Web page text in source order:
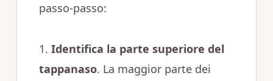
passo-passo:
1. Identifica la parte superiore del
tappanaso. La maggior parte dei